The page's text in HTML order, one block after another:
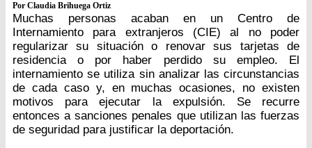
Por Claudia Brihuega Ortiz
Muchas personas acaban en un Centro de
Internamiento para extranjeros (CIE) al no poder
regularizar su situación o renovar sus tarjetas de
residencia o por haber perdido su empleo. El
internamiento se utiliza sin analizar las circunstancias
de cada caso y, en muchas ocasiones, no existen
motivos para ejecutar la expulsión. Se recurre
entonces a sanciones penales que utilizan las fuerzas
de seguridad para justificar la deportación.